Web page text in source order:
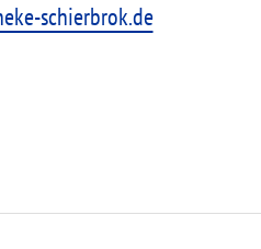
schierbrok.de